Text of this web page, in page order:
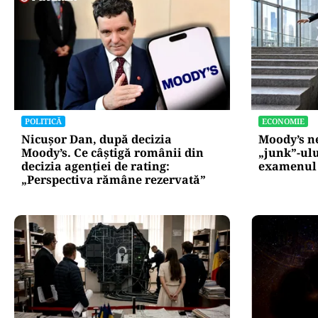
Atacurile
expun
statului
repetă
Ce ascund
oficiale și cine
pentru
instituțiilor